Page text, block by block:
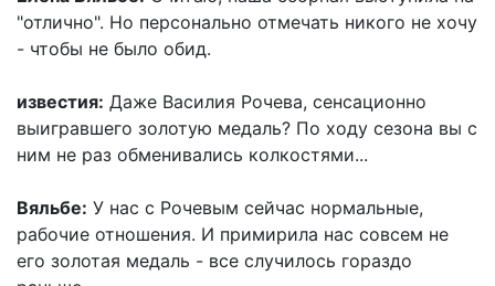
"отлично". Но персонально отмечать никого не хочу
- чтобы не было обид.
известия: Даже Василия Рочева, сенсационно
выигравшего золотую медаль? По ходу сезона вы с
ним не раз обменивались колкостями...
Вяльбе: У нас с Рочевым сейчас нормальные,
рабочие отношения. И примирила нас совсем не
его золотая медаль - все случилось гораздо